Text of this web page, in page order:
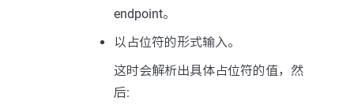
endpoint。
以占位符的形式输入。
这时会解析出具体占位符的值，然
后: